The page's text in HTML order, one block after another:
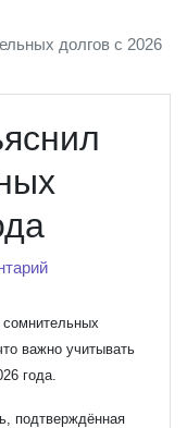
долгов с 2026
важно учитывать
года.
подтверждённая